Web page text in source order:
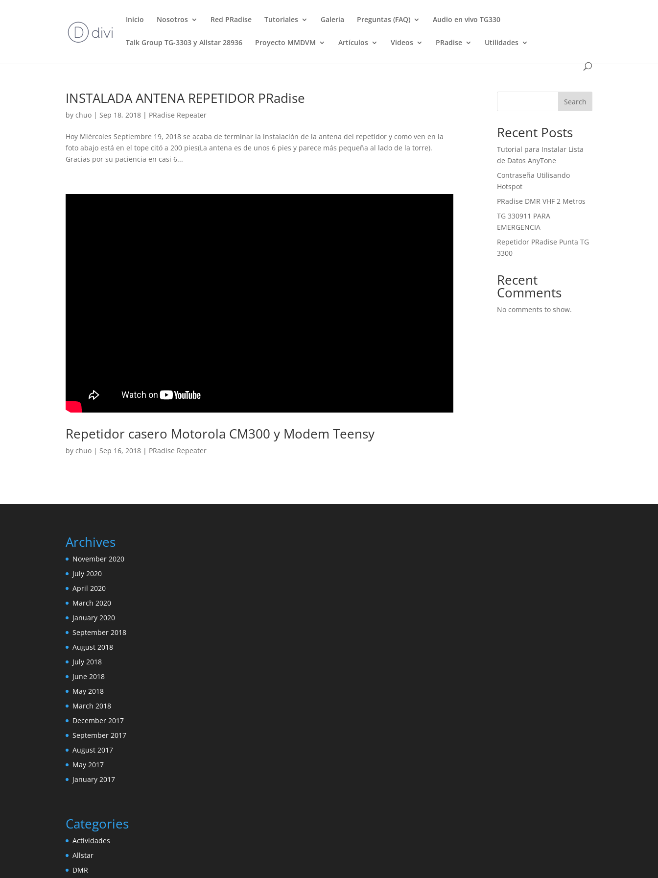
Inicio Nosotros Red PRadise Tutoriales Galeria Preguntas (FAQ) Audio en vivo TG330
Talk Group TG-3303 y Allstar 28936 Proyecto MMDVM Artículos Videos PRadise Utilidades
INSTALADA ANTENA REPETIDOR PRadise
bychuo |Sep 18, 2018 | PRadise Repeater
Hoy Miércoles Septiembre 19, 2018 se acaba de terminar la instalación de la antena del repetidor y como ven en la
foto abajo está en el tope citó a 200 pies(La antena es de unos 6 pies y parece más pequeña al lado de la torre).
Gracias por su paciencia en casi 6...
Repetidor casero Motorola CM300 y Modem Teensy
bychuo | Sep 16, 2018 | PRadise Repeater
Search
Recent Posts
Tutorial para Instalar Lista
de Datos AnyTone
Contraseña Utilisando
Hotspot
PRadise DMR VHF 2 Metros
TG 330911 PARA
EMERGENCIA
Repetidor PRadise Punta TG
3300
Recent
Comments
No comments to show.
Archives
November 2020
July 2020
April 2020
March 2020
January 2020
September 2018
August 2018
July 2018
June 2018
May 2018
March 2018
December 2017
September 2017
August 2017
May 2017
January 2017
Categories
Actividades
Allstar
DMR